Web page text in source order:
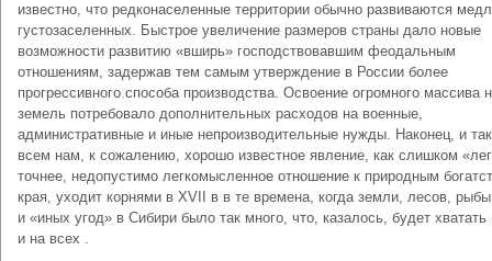
известно, что редконаселенные территории обычно развиваются
густозаселенных. Быстрое увеличение размеров страны дало новые
возможности развитию «вширь» господствовавшим феодальным
отношениям, задержав тем самым утверждение в России более
прогрессивного способа производства. Освоение огромного массива
земель потребовало дополнительных расходов на военные,
административные и иные непроизводительные нужды. Наконец, и
всем нам, к сожалению, хорошо известное явление, как слишком
точнее, недопустимо легкомысленное отношение к природным
края, уходит корнями в XVII в в те времена, когда земли, лесов,
и «иных угод» в Сибири было так много, что, казалось, будет хватать
и на всех .